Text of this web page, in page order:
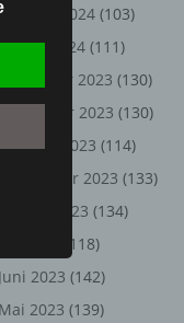
2024 (103)
2024 (111)
Dezember 2023 (130)
November 2023 (130)
2023 (114)
September 2023 (133)
August 2023 (134)
(118)
Juni 2023 (142)
Mai 2023 (139)